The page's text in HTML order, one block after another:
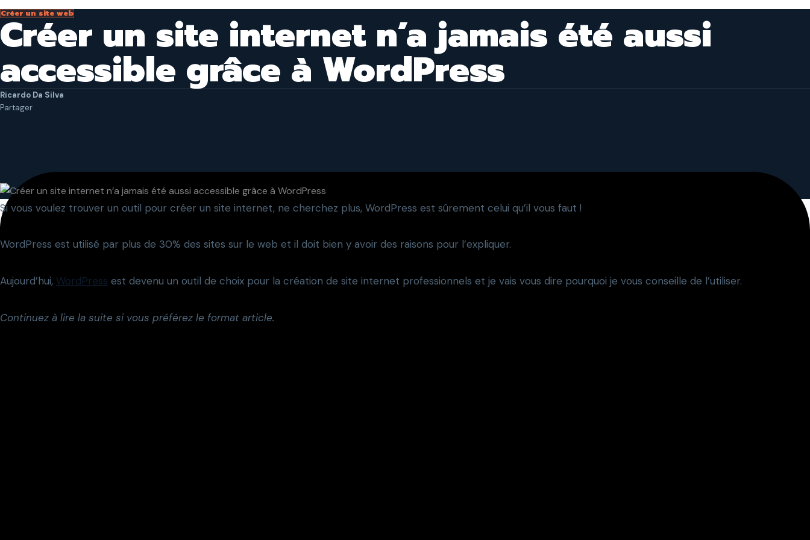
Créer un site web
Créer un site internet n’a jamais été aussi
accessible grâce à WordPress
Ricardo Da Silva
Partager
Si vous voulez trouver un outil pour créer un site internet, ne cherchez plus, WordPress est sûrement celui qu’il vous faut !
WordPress est utilisé par plus de 30% des sites sur le web et il doit bien y avoir des raisons pour l’expliquer.
Aujourd’hui, WordPress est devenu un outil de choix pour la création de site internet professionnels et je vais vous dire pourquoi je vous conseille de l’utiliser.
Continuez à lire la suite si vous préférez le format article.